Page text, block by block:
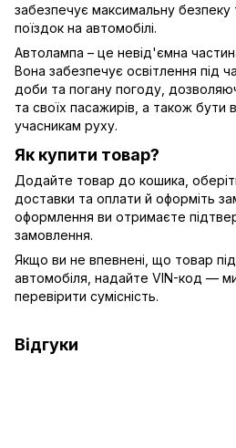
забезпечує максимальну безпеку
поїздок на автомобілі.
Автолампа – це невід'ємна
Вона забезпечує освітлення під
доби та погану погоду,
та своїх пасажирів, а також бути
учасникам руху.
Як купити товар?
Додайте товар до кошика,
доставки та оплати й оформіть
оформлення ви отримаєте
замовлення.
Якщо ви не впевнені, що товар
автомобіля, надайте VIN-код —
перевірити сумісність.
Відгуки